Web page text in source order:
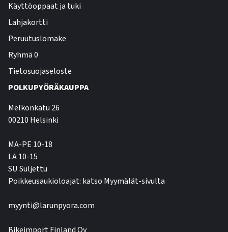
Käyttöoppaat ja tuki
Lahjakortti
Peruutuslomake
Ryhmä 0
Tietosuojaseloste
POLKUPYÖRÄKAUPPA
Melkonkatu 26
00210 Helsinki
MA-PE 10-18
LA 10-15
SU Suljettu
Poikkeusaukioloajat: katso Myymälät-sivulta
myynti@larunpyora.com